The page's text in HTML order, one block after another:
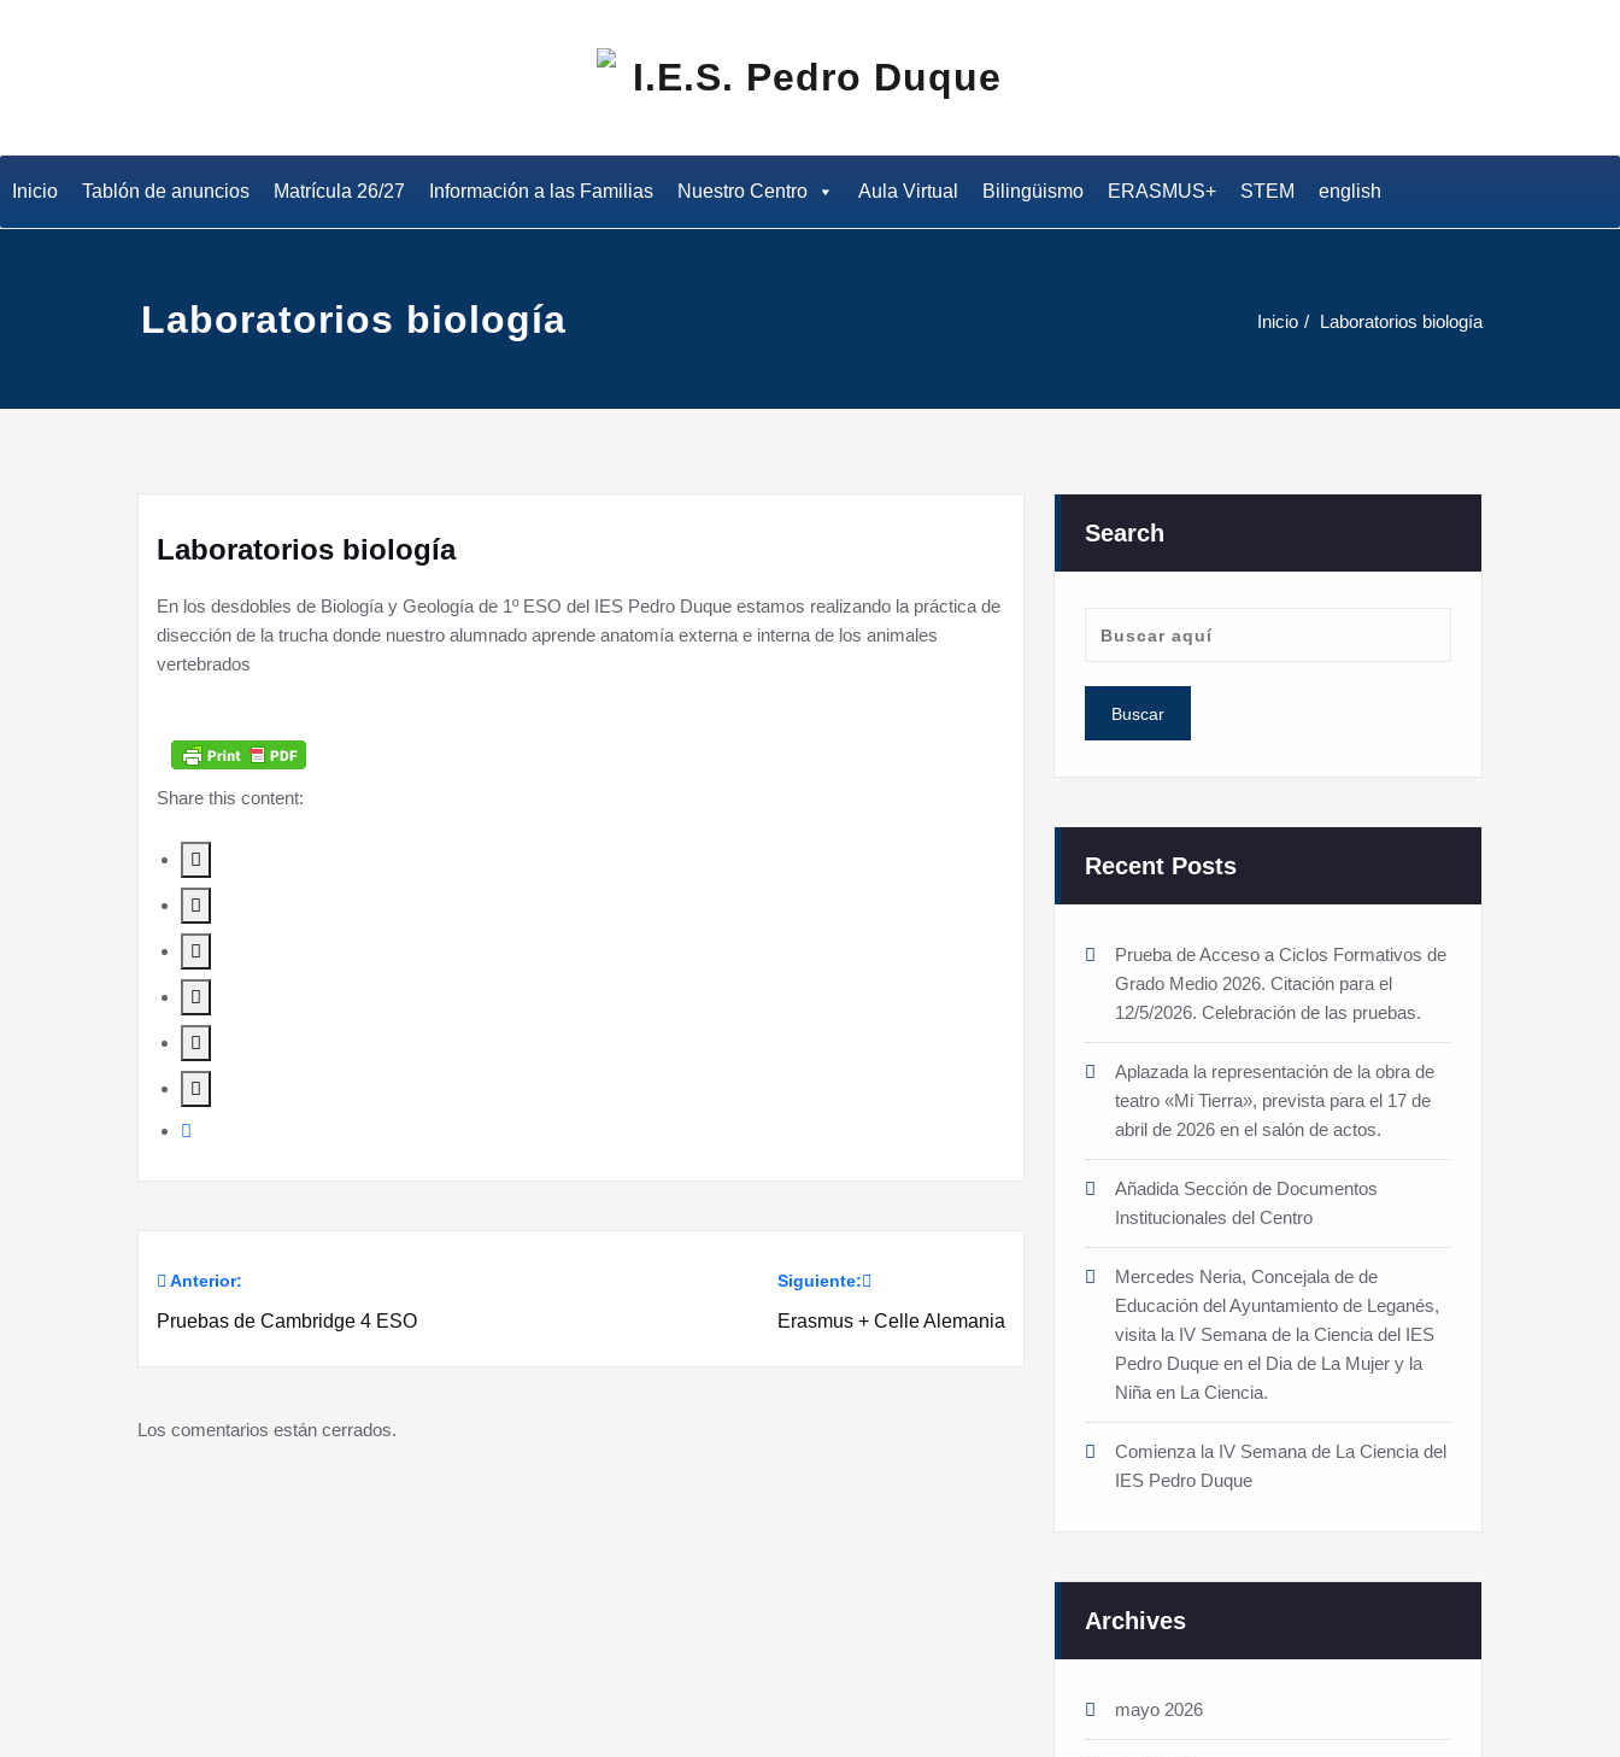
Inicio Tablón de anuncios Matrícula 26/27 Información a las Familias Nuestro Centro Aula Virtual Bilingüismo ERASMUS+ STEM english
Laboratorios biología Inicio Laboratorios biología
Laboratorios biología
En los desdobles de Biología y Geología de 1º ESO del IES Pedro Duque estamos realizando la práctica de
disección de la trucha donde nuestro alumnado aprende anatomía externa e interna de los animales
vertebrados
Share this content:
Navegación
Anterior:
Pruebas de Cambridge 4 ESO
Siguiente:
Erasmus + Celle Alemania
Los comentarios están cerrados.
Search
Recent Posts
Prueba de Acceso a Ciclos Formativos de
Grado Medio 2026. Citación para el
12/5/2026. Celebración de las pruebas.
Aplazada la representación de la obra de
teatro «Mi Tierra», prevista para el 17 de
abril de 2026 en el salón de actos.
Añadida Sección de Documentos
Institucionales del Centro
Mercedes Neria, Concejala de de
Educación del Ayuntamiento de Leganés,
visita la IV Semana de la Ciencia del IES
Pedro Duque en el Dia de La Mujer y la
Niña en La Ciencia.
Comienza la IV Semana de La Ciencia del
IES Pedro Duque
Archives
mayo 2026